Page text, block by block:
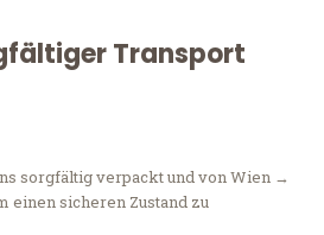
Transport
sorgfältig verpackt und von Wien →
einen sicheren Zustand zu